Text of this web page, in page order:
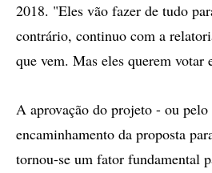
2018. "Eles vão fazer de tudo
contrário, continuo com a
que vem. Mas eles querem votar
A aprovação do projeto - ou pelo
encaminhamento da proposta
tornou-se um fator fundamental